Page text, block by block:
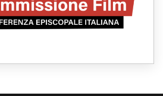
l'arcivescovo Colombo: "La
Papa messaggio di pace e